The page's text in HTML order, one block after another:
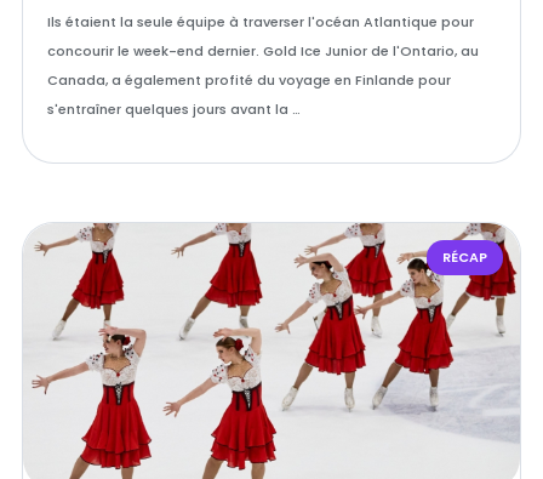
Ils étaient la seule équipe à traverser l'océan Atlantique pour
concourir le week-end dernier. Gold Ice Junior de l'Ontario, au
Canada, a également profité du voyage en Finlande pour
s'entraîner quelques jours avant la …
RÉCAP